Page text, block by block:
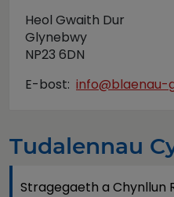
Heol Gwaith Dur
Glynebwy
NP23 6DN
E-bost: info@blaenau-
Tudalennau
Stragegaeth a Chynllun